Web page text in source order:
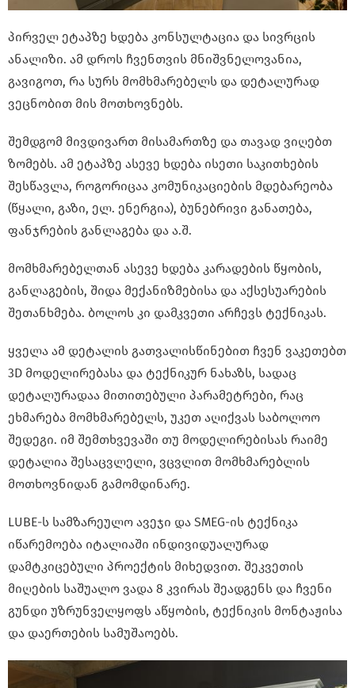
პირველ ეტაპზე ხდება კონსულტაცია და სივრცის
ანალიზი. ამ დროს ჩვენთვის მნიშვნელოვანია,
გავიგოთ, რა სურს მომხმარებელს და დეტალურად
ვეცნობით მის მოთხოვნებს.
შემდგომ მივდივართ მისამართზე და თავად ვიღებთ
ზომებს. ამ ეტაპზე ასევე ხდება ისეთი საკითხების
შესწავლა, როგორიცაა კომუნიკაციების მდებარეობა
(წყალი, გაზი, ელ. ენერგია), ბუნებრივი განათება,
ფანჯრების განლაგება და ა.შ.
მომხმარებელთან ასევე ხდება კარადების წყობის,
განლაგების, შიდა მექანიზმებისა და აქსესუარების
შეთანხმება. ბოლოს კი დამკვეთი არჩევს ტექნიკას.
ყველა ამ დეტალის გათვალისწინებით ჩვენ ვაკეთებთ
3D მოდელირებასა და ტექნიკურ ნახაზს, სადაც
დეტალურადაა მითითებული პარამეტრები, რაც
ეხმარება მომხმარებელს, უკეთ აღიქვას საბოლოო
შედეგი. იმ შემთხვევაში თუ მოდელირებისას რაიმე
დეტალია შესაცვლელი, ვცვლით მომხმარებლის
მოთხოვნიდან გამომდინარე.
LUBE-ს სამზარეულო ავეჯი და SMEG-ის ტექნიკა
იწარემოება იტალიაში ინდივიდუალურად
დამტკიცებული პროექტის მიხედვით. შეკვეთის
მიღების საშუალო ვადა 8 კვირას შეადგენს და ჩვენი
გუნდი უზრუნველყოფს აწყობის, ტექნიკის მონტაჟისა
და დაერთების სამუშაოებს.